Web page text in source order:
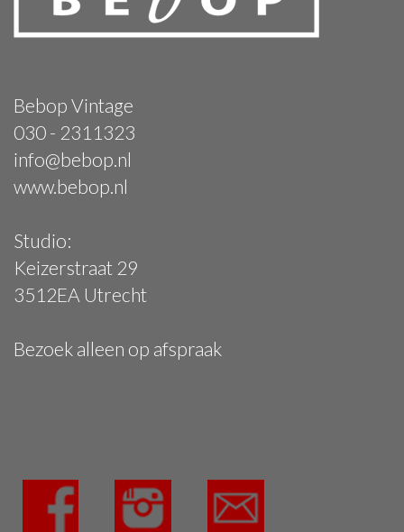
Bebop Vintage
030 - 2311323
info@bebop.nl
www.bebop.nl
Studio:
Keizerstraat 29
3512EA Utrecht
Bezoek alleen op afspraak